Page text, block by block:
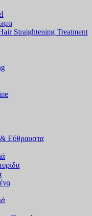
Straightening Treatment
Εύθραυστα